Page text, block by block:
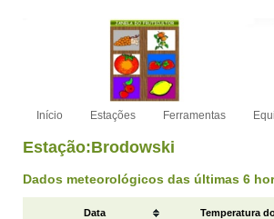
Início Estações Ferramentas
Estação:Brodowski
Dados meteorológicos das últimas 6
Data Temperatura